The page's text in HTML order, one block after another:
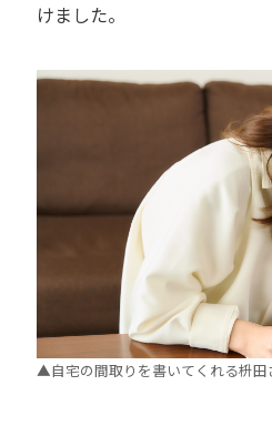
けました。
▲自宅の間取りを書いてくれる枡田